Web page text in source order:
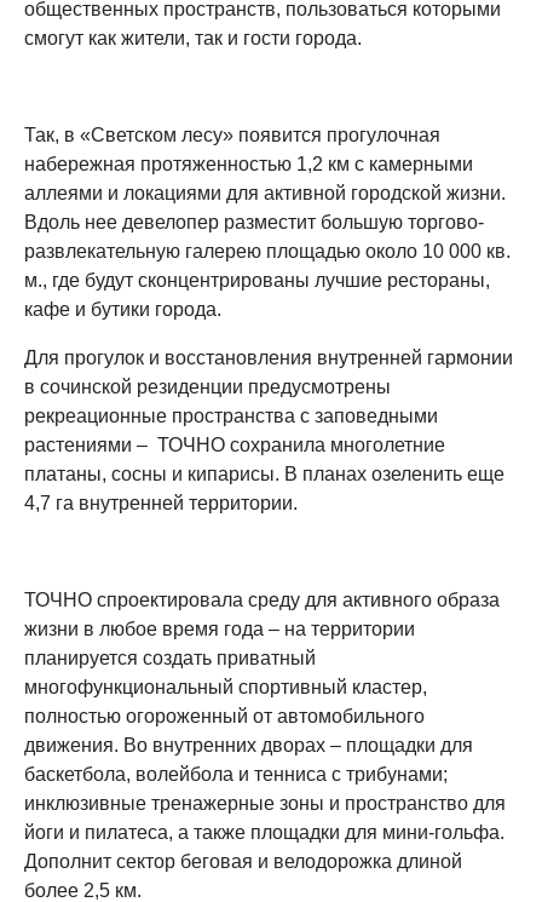
общественных пространств, пользоваться которыми
смогут как жители, так и гости города.
Так, в «Светском лесу» появится прогулочная
набережная протяженностью 1,2 км с камерными
аллеями и локациями для активной городской жизни.
Вдоль нее девелопер разместит большую торгово-
развлекательную галерею площадью около 10 000 кв.
м., где будут сконцентрированы лучшие рестораны,
кафе и бутики города.
Для прогулок и восстановления внутренней гармонии
в сочинской резиденции предусмотрены
рекреационные пространства с заповедными
растениями – ТОЧНО сохранила многолетние
платаны, сосны и кипарисы. В планах озеленить еще
4,7 га внутренней территории.
ТОЧНО спроектировала среду для активного образа
жизни в любое время года – на территории
планируется создать приватный
многофункциональный спортивный кластер,
полностью огороженный от автомобильного
движения. Во внутренних дворах – площадки для
баскетбола, волейбола и тенниса с трибунами;
инклюзивные тренажерные зоны и пространство для
йоги и пилатеса, а также площадки для мини-гольфа.
Дополнит сектор беговая и велодорожка длиной
более 2,5 км.